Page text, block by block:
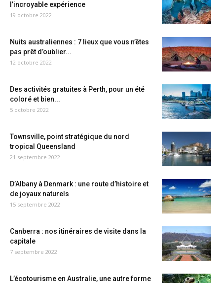
l’incroyable expérience
19 octobre 2022
Nuits australiennes : 7 lieux que vous n’êtes
pas prêt d’oublier...
12 octobre 2022
Des activités gratuites à Perth, pour un été
coloré et bien...
5 octobre 2022
Townsville, point stratégique du nord
tropical Queensland
21 septembre 2022
D’Albany à Denmark : une route d’histoire et
de joyaux naturels
15 septembre 2022
Canberra : nos itinéraires de visite dans la
capitale
7 septembre 2022
L’écotourisme en Australie, une autre forme